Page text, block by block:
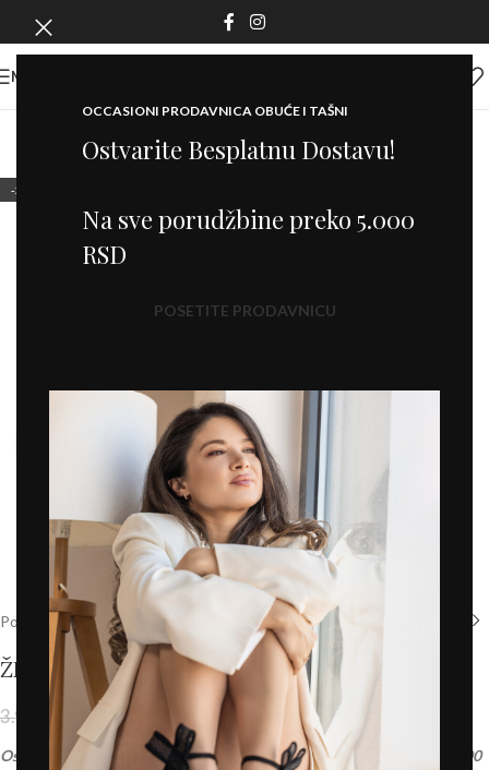
OCCASIONI PRODAVNICA OBUĆE I TAŠNI
Ostvarite Besplatnu Dostavu!
Na sve porudžbine preko 5.000
RSD
POSETITE PRODAVNICU
MENI
-20%
Click to enlarge
Početna/ Prodavnica Torbe i tašne Tašne
ŽENSKA TORBA – T012609 BEŽ
3.990,00 RSD 3.192,00 RSD PDV 20% je uračunat u cenu
Ostvarite BESPLATNUdostavu na sve porudžbine u iznosu preko 5.000